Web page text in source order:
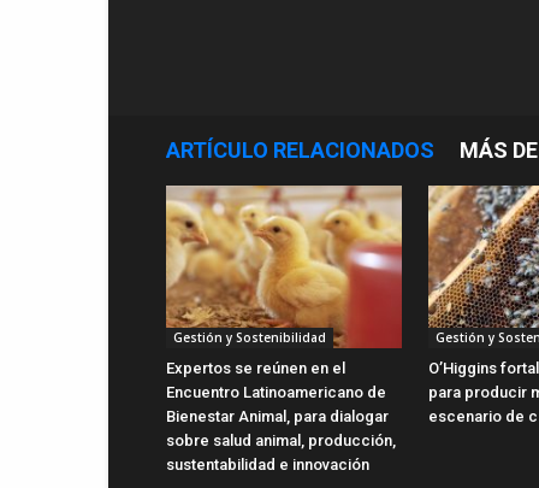
ARTÍCULO RELACIONADOS MÁS
Gestión y Sostenibilidad
Expertos se reúnen en el
Encuentro Latinoamericano de
Bienestar Animal, para dialogar
sobre salud animal, producción,
sustentabilidad e innovación
Gestión y
O’Higgins
para producir
escenario de